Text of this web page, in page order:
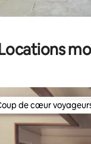
de cœur
de cœur